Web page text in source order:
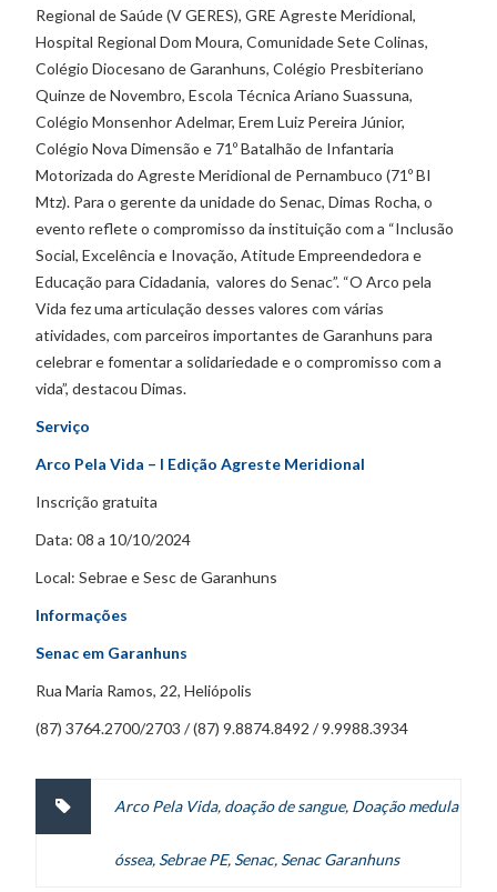
Regional de Saúde (V GERES), GRE Agreste Meridional,
Hospital Regional Dom Moura, Comunidade Sete Colinas,
Colégio Diocesano de Garanhuns, Colégio Presbiteriano
Quinze de Novembro, Escola Técnica Ariano Suassuna,
Colégio Monsenhor Adelmar, Erem Luiz Pereira Júnior,
Colégio Nova Dimensão e 71º Batalhão de Infantaria
Motorizada do Agreste Meridional de Pernambuco (71º BI
Mtz). Para o gerente da unidade do Senac, Dimas Rocha, o
evento reflete o compromisso da instituição com a “Inclusão
Social, Excelência e Inovação, Atitude Empreendedora e
Educação para Cidadania, valores do Senac”. “O Arco pela
Vida fez uma articulação desses valores com várias
atividades, com parceiros importantes de Garanhuns para
celebrar e fomentar a solidariedade e o compromisso com a
vida”, destacou Dimas.
Serviço
Arco Pela Vida – I Edição Agreste Meridional
Inscrição gratuita
Data: 08 a 10/10/2024
Local: Sebrae e Sesc de Garanhuns
Informações
Senac em Garanhuns
Rua Maria Ramos, 22, Heliópolis
(87) 3764.2700/2703 / (87) 9.8874.8492 / 9.9988.3934
Arco Pela Vida, doação de sangue, Doação medula
óssea, Sebrae PE, Senac, Senac Garanhuns